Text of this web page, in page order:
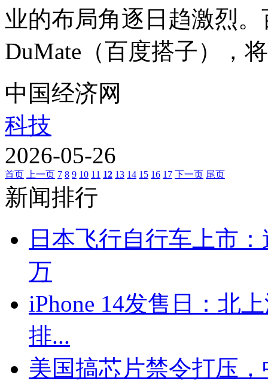
业的布局角逐日趋激烈
DuMate（百度搭子），
中国经济网
科技
2026-05-26
首页 上一页 7 8 9 10 11 12 13 14 15 16 17 下一页 尾页
新闻排行
日本飞行自行车上市
万
iPhone 14发售日：北
排...
美国搞芯片禁令打压